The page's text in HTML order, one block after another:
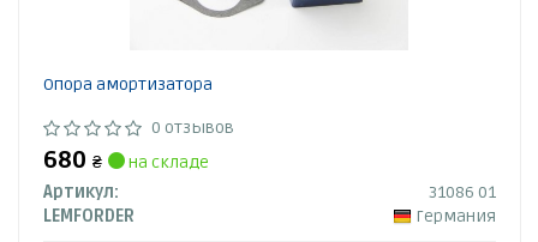
Опора амортизатора
0 отзывов
680 ₴
на складе
Артикул:
31086 01
LEMFORDER
Германия